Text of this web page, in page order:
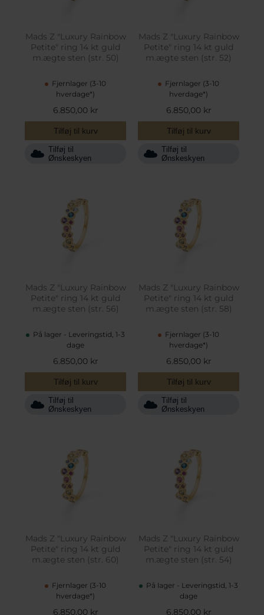
Mads Z "Luxury Rainbow
Petite" ring 14 kt guld
m.ægte sten (str. 50)
Fjernlager (3-10
hverdage*)
6.850,00 kr
Tilføj til kurv
Tilføj til
Ønskeskyen
Mads Z "Luxury Rainbow
Petite" ring 14 kt guld
m.ægte sten (str. 52)
Fjernlager (3-10
hverdage*)
6.850,00 kr
Tilføj til kurv
Tilføj til
Ønskeskyen
Mads Z "Luxury Rainbow
Petite" ring 14 kt guld
m.ægte sten (str. 56)
På lager - Leveringstid, 1-3
dage
6.850,00 kr
Tilføj til kurv
Tilføj til
Ønskeskyen
Mads Z "Luxury Rainbow
Petite" ring 14 kt guld
m.ægte sten (str. 58)
Fjernlager (3-10
hverdage*)
6.850,00 kr
Tilføj til kurv
Tilføj til
Ønskeskyen
Mads Z "Luxury Rainbow
Petite" ring 14 kt guld
m.ægte sten (str. 60)
Fjernlager (3-10
hverdage*)
6.850,00 kr
Mads Z "Luxury Rainbow
Petite" ring 14 kt guld
m.ægte sten (str. 54)
På lager - Leveringstid, 1-3
dage
6.850,00 kr